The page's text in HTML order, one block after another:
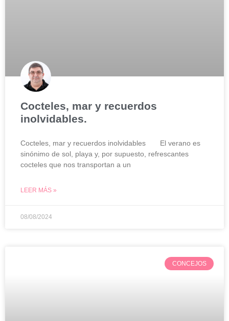
Cocteles, mar y recuerdos
inolvidables.
Cocteles, mar y recuerdos inolvidables El verano es
sinónimo de sol, playa y, por supuesto, refrescantes
cocteles que nos transportan a un
LEER MÁS »
08/08/2024
CONCEJOS